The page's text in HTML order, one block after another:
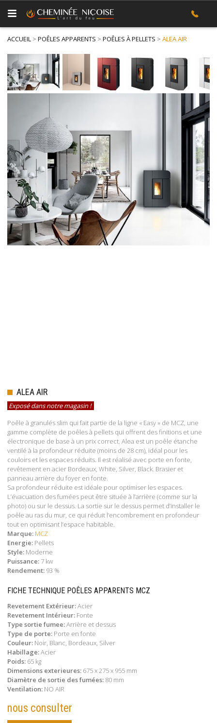
ACCUEIL > POÊLES APPARENTS > POÊLES À PELLETS > ALEA AIR
ALEA AIR
Exposé dans notre magasin !
Poêle à granulés slim qui fait partie de la ligne « Easy » de MCZ, une
gamme complète de poêles à pellets qui offrent des finitions et une
électronique de base à un prix correct. Alea est un poêle étanche
ventilé à la profondeur réduite (moins de 28 cm), idéal pour les
couloirs et les espaces réduits. Il est réalisé avec porte en fonte,
revêtement en acier Bordeaux, White, Silver, Black. Brasier et
panneau arrière du foyer en fonte.
Sa profondeur réduite est idéale pour optimiser les espaces.
L’évacuation des fumées peut être située à l’arrière (comme sur la
photo) ou sur le dessus. La sortie sur le dessus permet d’installer le
poêle au ras du mur, ce qui réduit l’encombrement en profondeur
tout en optimisant l’espace habitable.
Marque: MCZ
Energie: Pellets
Style: Moderne
Puissance: 7 kw
Rendement: 93 %
FICHE TECHNIQUE POÊLES APPARENTS MCZ
Revetement Extérieur:Acier
Revetement Intérieur: Fonte
Type sortie fumee:Arrière et dessus
Type de porte: Porte en fonte
Couleur: Noir, Blanc, Bordeaux, Silver
Habillage:Acier
Poids: 65 kg
Dimensions exterieures: 675 x 275 x 955 mm
Diamètre de sortie des fumées: 80 mm
Ventilation: NO AIR
nous consulter